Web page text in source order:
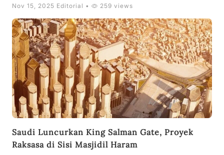
Nov 15, 2025 Editorial • 259 views
Saudi Luncurkan King Salman Gate, Proyek
Raksasa di Sisi Masjidil Haram